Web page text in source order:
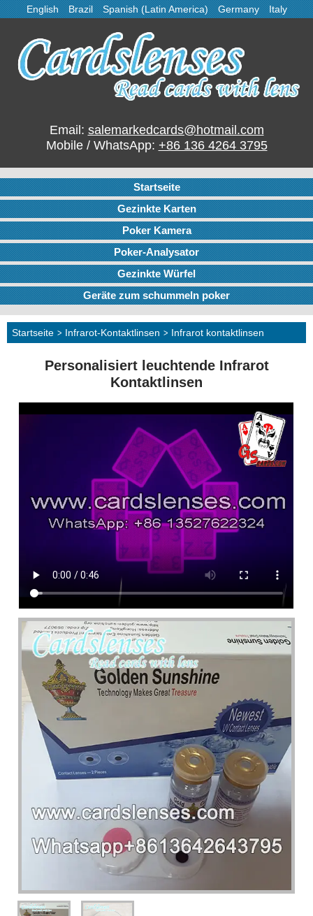
English Brazil Spanish (Latin America) Germany Italy
Email: salemarkedcards@hotmail.com
Mobile / WhatsApp: +86 136 4264 3795
Startseite
Gezinkte Karten
Poker Kamera
Poker-Analysator
Gezinkte Würfel
Geräte zum schummeln poker
Startseite > Infrarot-Kontaktlinsen > Infrarot kontaktlinsen
Personalisiert leuchtende Infrarot
Kontaktlinsen